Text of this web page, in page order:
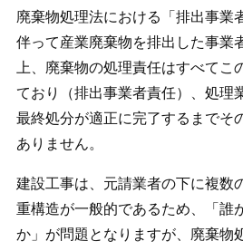
廃棄物処理法における「排出事業
伴って産業廃棄物を排出した事業
上、廃棄物の処理責任はすべてこ
ており（排出事業者責任）、処理
最終処分が適正に完了するまでそ
ありません。
建設工事は、元請業者の下に複数
重構造が一般的であるため、「誰
か」が問題となりますが、廃棄物